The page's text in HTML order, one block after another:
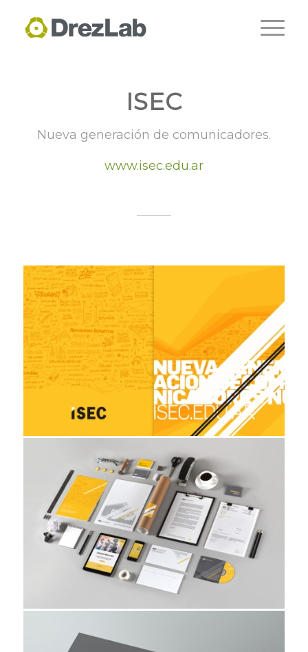
ISEC
Nueva generación de comunicadores.
www.isec.edu.ar